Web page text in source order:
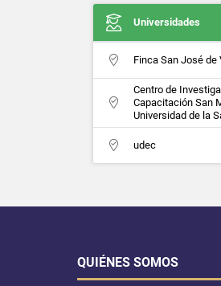
Universidades
Finca San José de
Centro de
Capacitación San
Universidad de la
udec
QUIÉNES SOMOS